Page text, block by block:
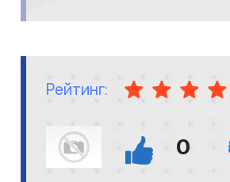
Рейтинг:
0